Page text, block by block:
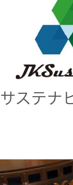
ステナ